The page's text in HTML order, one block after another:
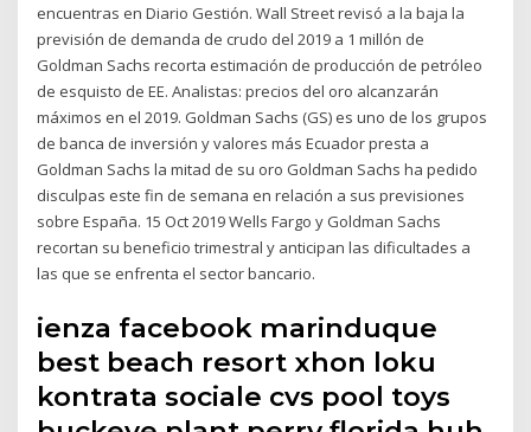
encuentras en Diario Gestión. Wall Street revisó a la baja la
previsión de demanda de crudo del 2019 a 1 millón de
Goldman Sachs recorta estimación de producción de petróleo
de esquisto de EE. Analistas: precios del oro alcanzarán
máximos en el 2019. Goldman Sachs (GS) es uno de los grupos
de banca de inversión y valores más Ecuador presta a
Goldman Sachs la mitad de su oro Goldman Sachs ha pedido
disculpas este fin de semana en relación a sus previsiones
sobre España. 15 Oct 2019 Wells Fargo y Goldman Sachs
recortan su beneficio trimestral y anticipan las dificultades a
las que se enfrenta el sector bancario.
ienza facebook marinduque
best beach resort xhon loku
kontrata sociale cvs pool toys